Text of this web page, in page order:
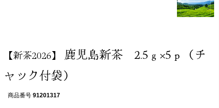
【新茶2026】
鹿児島新茶 2.5ｇ×5ｐ（チ
ャック付袋）
商品番号 91201317